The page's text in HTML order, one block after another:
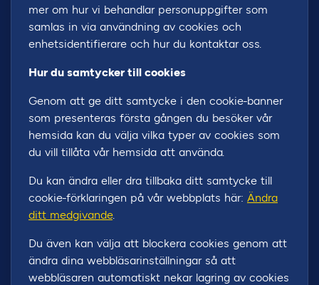
mer om hur vi behandlar personuppgifter som
samlas in via användning av cookies och
enhetsidentifierare och hur du kontaktar oss.
Hur du samtycker till cookies
Genom att ge ditt samtycke i den cookie-banner
som presenteras första gången du besöker vår
hemsida kan du välja vilka typer av cookies som
du vill tillåta vår hemsida att använda.
Du kan ändra eller dra tillbaka ditt samtycke till
cookie-förklaringen på vår webbplats här: Ändra
ditt medgivande.
Du även kan välja att blockera cookies genom att
ändra dina webbläsarinställningar så att
webbläsaren automatiskt nekar lagring av cookies